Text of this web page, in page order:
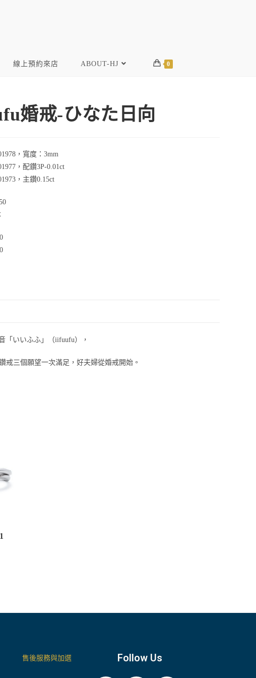
線上預約來店 ABOUT-HJ 0
婚戒-ひなた日向
，寬度：3mm
，配鑽3P-0.01ct
，主鑽0.15ct
「いいふふ」（iifuufu），
三個願望一次滿足，好夫婦從婚戒開始。
售後服務與加選 Follow Us